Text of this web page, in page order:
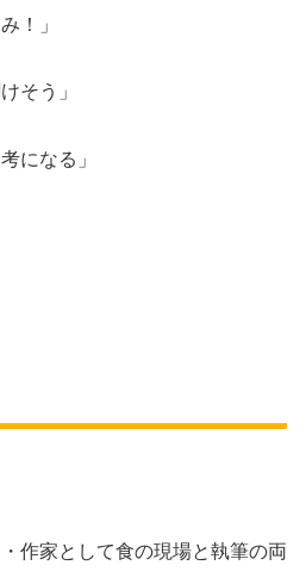
！」
そう」
になる」
作家として食の現場と執筆の両